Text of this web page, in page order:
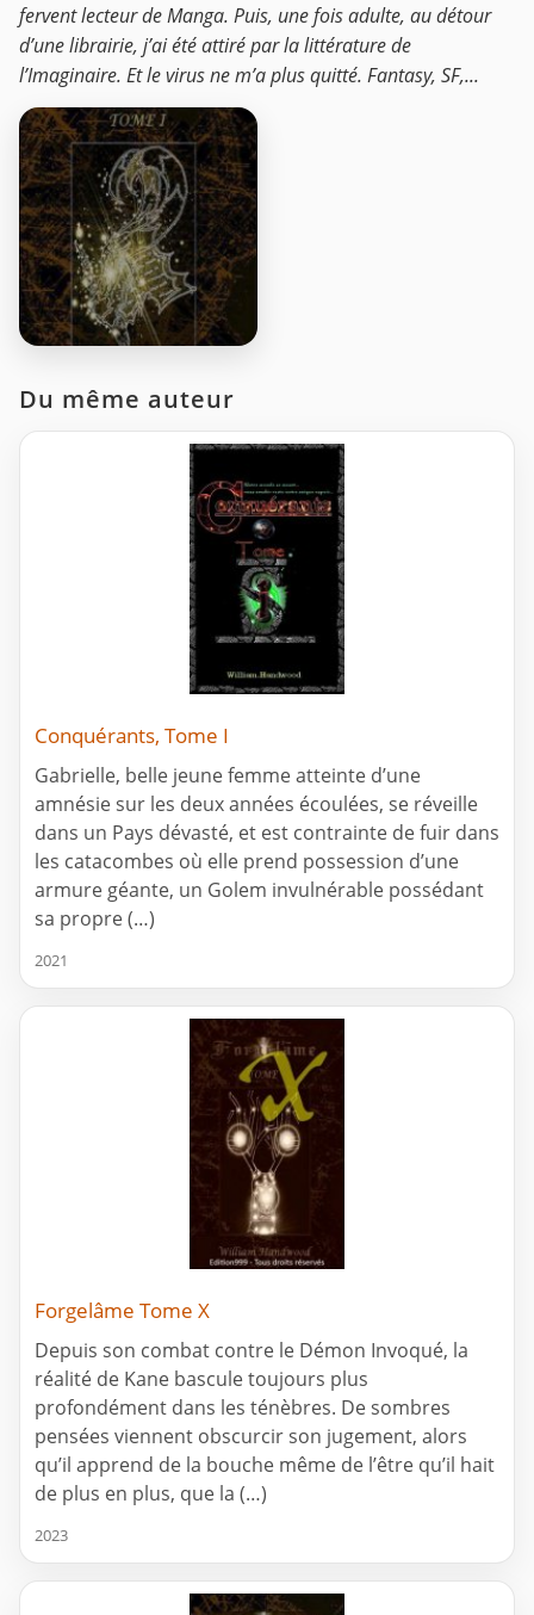
fervent lecteur de Manga. Puis, une fois adulte, au détour
d’une librairie, j’ai été attiré par la littérature de
l’Imaginaire. Et le virus ne m’a plus quitté. Fantasy, SF,...
Du même auteur
Conquérants, Tome I
Gabrielle, belle jeune femme atteinte d’une
amnésie sur les deux années écoulées, se réveille
dans un Pays dévasté, et est contrainte de fuir dans
les catacombes où elle prend possession d’une
armure géante, un Golem invulnérable possédant
sa propre (…)
2021
Forgelâme Tome X
Depuis son combat contre le Démon Invoqué, la
réalité de Kane bascule toujours plus
profondément dans les ténèbres. De sombres
pensées viennent obscurcir son jugement, alors
qu’il apprend de la bouche même de l’être qu’il hait
de plus en plus, que la (…)
2023